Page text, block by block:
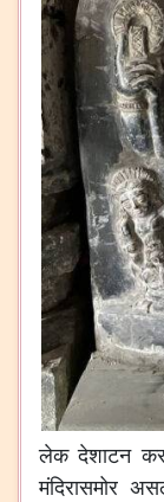
लेक देशाटन
मंदिरासमोर